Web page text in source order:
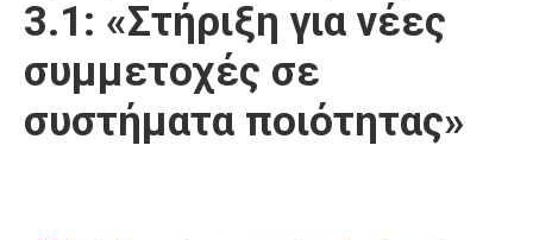
3.1: «Στήριξη για νέες
συμμετοχές σε
συστήματα ποιότητας»